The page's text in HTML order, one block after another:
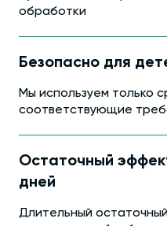
обработки
Безопасно для
Мы используем только
соответствующие
Остаточный
дней
Длительный